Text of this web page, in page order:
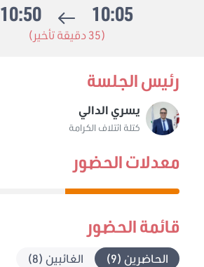
10:05
10:50
(35 دقيقة تأخير)
رئيس الجلسة
يسري الدالي
كتلة ائتلاف الكرامة
معدلات الحضور
قائمة الحضور
الحاضرين (9) الغائبين (8)